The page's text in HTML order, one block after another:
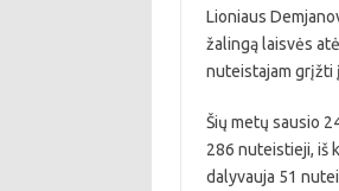
Lioniaus
žalingą laisvės
nuteistajam grįžti
Šių metų sausio
286 nuteistieji, iš
dalyvauja 51